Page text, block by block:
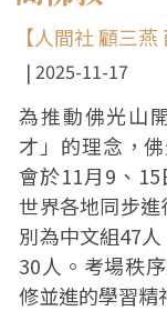
【人間社 顧三燕
2025-11-17
為推動佛光山
才」的理念，
會於11月9、
世界各地同步
別為中文組47
30人。考場秩
修並進的學習精